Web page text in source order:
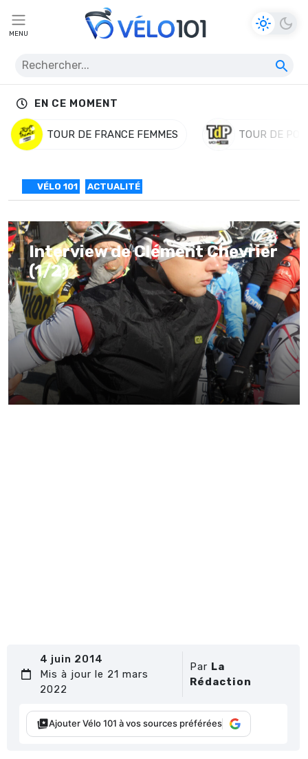
MENU
EN CE MOMENT
TOUR DE FRANCE FEMMES TOUR DE
VÉLO 101 ACTUALITÉ
Interview de Clément Chevrier
(1/2)
4 juin 2014
Mis à jour le 21 mars
2022
Par La
Rédaction
Ajouter Vélo 101 à vos sources préférées